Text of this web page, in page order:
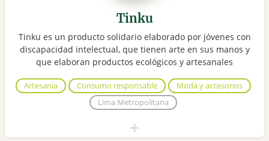
Tinku
Tinku es un producto solidario elaborado por jóvenes con
discapacidad intelectual, que tienen arte en sus manos y
que elaboran productos ecológicos y artesanales
Artesanía Consumo responsable
Moda y accesorios
Lima Metropolitana